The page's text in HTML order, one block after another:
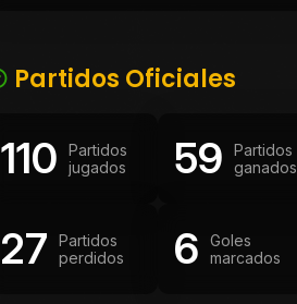
Partidos Oficiales
110
Partidos
jugados
59
Partidos
ganados
27
Partidos
perdidos
6
Goles
marcados